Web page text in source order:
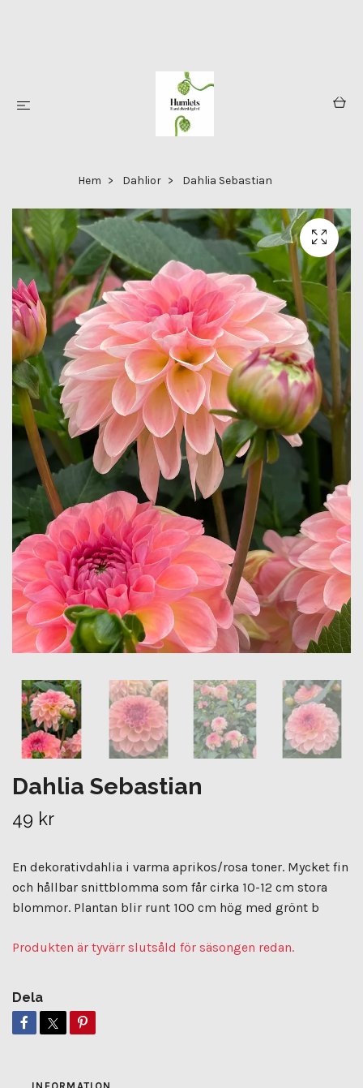
Hem Dahlior Dahlia Sebastian
Dahlia Sebastian
49 kr
En dekorativdahlia i varma aprikos/rosa toner. Mycket fin
och hållbar snittblomma som får cirka 10-12 cm stora
blommor. Plantan blir runt 100 cm hög med grönt b
Produkten är tyvärr slutsåld för säsongen redan.
Dela